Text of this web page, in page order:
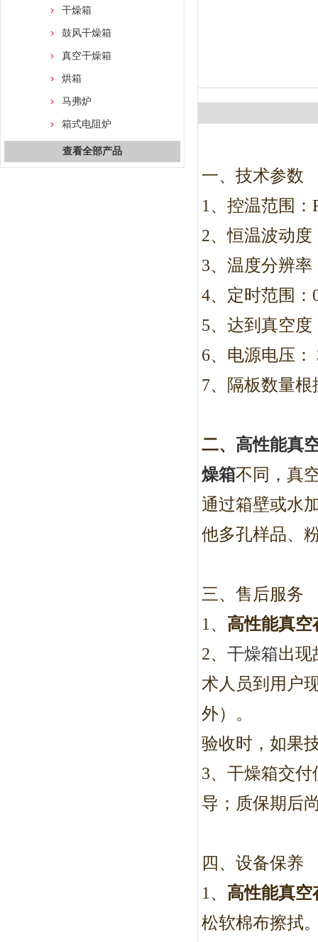
干燥箱
鼓风干燥箱
真空干燥箱
烘箱
马弗炉
箱式电阻炉
查看全部产品
一、技术参数
1 、控温范围
2、恒温波动
3、温度分辨
4、定时范围：
5、达到真空度
6、电源电压：
7、隔板数量
二、 高性能真
燥箱不同，真
通过箱壁或水
他多孔样品、
三、售后服务
1 、 高性能真空
2、 干燥箱出现
术人员到用户
外）。
验收时，如果
3、干燥箱交
导；质保期后
四、设备保养
1 、 高性能真空
松软棉布擦拭